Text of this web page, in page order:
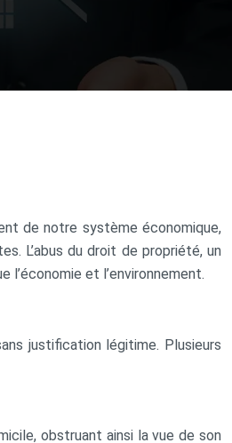
de notre système économique,
L’abus du droit de propriété, un
et l’environnement.
justification légitime. Plusieurs
obstruant ainsi la vue de son